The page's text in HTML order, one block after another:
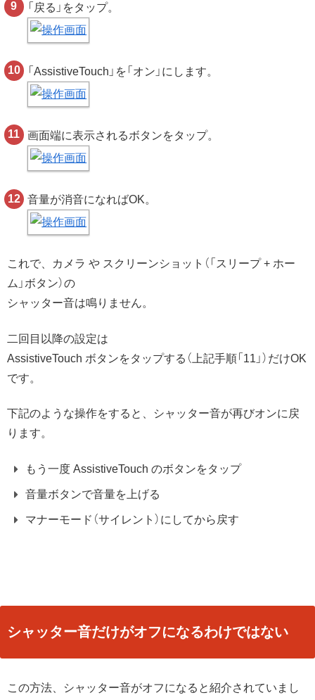
「戻る」をタップ。
「AssistiveTouch」を「オン」にします。
画面端に表示されるボタンをタップ。
音量が消音になればOK。
これで、カメラ や スクリーンショット（「スリープ + ホー
ム」ボタン）の
シャッター音は鳴りません。
二回目以降の設定は
AssistiveTouch ボタンをタップする（上記手順「11」）だけOK
です。
下記のような操作をすると、シャッター音が再びオンに戻
ります。
もう一度 AssistiveTouch のボタンをタップ
音量ボタンで音量を上げる
マナーモード（サイレント）にしてから戻す
シャッター音だけがオフになるわけではない
この方法、シャッター音がオフになると紹介されていまし